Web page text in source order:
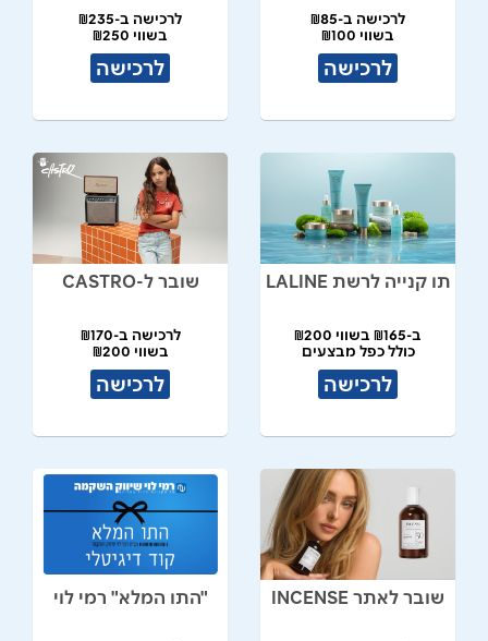
לרכישה ב-₪85
בשווי ₪100
לרכישה
לרכישה ב-₪235
בשווי ₪250
לרכישה
תו קנייה לרשת LALINE
ב-₪165 בשווי ₪200
כולל כפל מבצעים
לרכישה
שובר ל-CASTRO
לרכישה ב-₪170
בשווי ₪200
לרכישה
שובר לאתר INCENSE "התו המלא" רמי לוי